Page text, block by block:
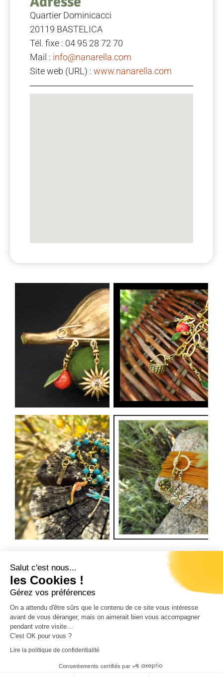
Salut c'est nous...
les Cookies !
Gérez vos préférences
On a attendu d'être sûrs que le contenu de ce site vous intéresse
avant de vous déranger, mais on aimerait bien vous accompagner
pendant votre visite…
C'est OK pour vous ?
Lire la politique de confidentialité
Consentements certifiés par
Quartier Dominicacci
20119 BASTELICA
Tél. fixe : 04 95 28 72 70
Mail : info@nanarella.com
Site web (URL) : www.nanarella.com
A STAZZONA DI VIGNOLA
RÉALISATION CORSICAWEB |